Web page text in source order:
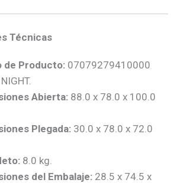
Técnicas
de Producto: 07079279410000
Abierta: 88.0 x 78.0 x 100.0
Plegada: 30.0 x 78.0 x 72.0
8.0 kg.
del Embalaje: 28.5 x 74.5 x